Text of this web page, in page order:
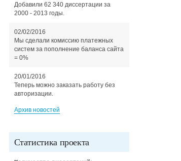
Добавили 62 340 диссертации за
2000 - 2013 годы.
02/02/2016
Мы сделали комиссию платежных
систем за пополнение баланса сайта
= 0%
20/01/2016
Теперь можно заказать работу без
авторизации.
Архив новостей
Статистика проекта